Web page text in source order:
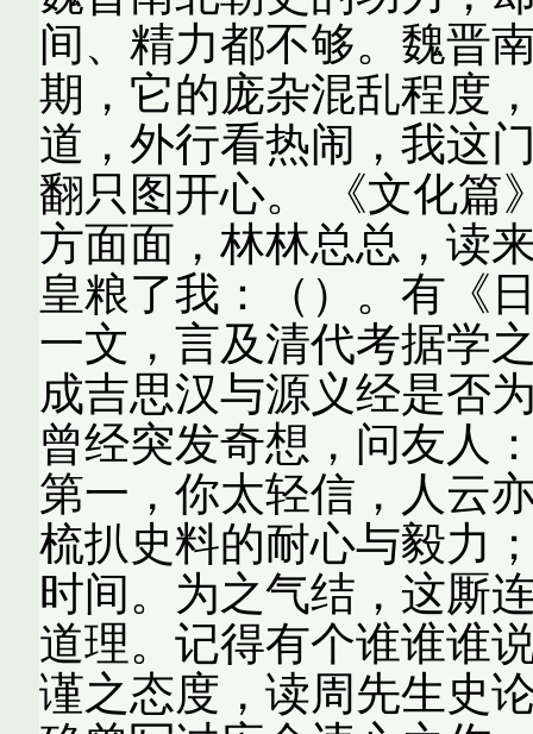
间、精力都不够。魏晋
期，它的庞杂混乱程度
道，外行看热闹，我这
翻只图开心。 《文化篇
方面面，林林总总，读
皇粮了我：（）。有《
一文，言及清代考据学
成吉思汉与源义经是否
曾经突发奇想，问友人
第一，你太轻信，人云
梳扒史料的耐心与毅力
时间。为之气结，这厮
道理。记得有个谁谁谁
谨之态度，读周先生史